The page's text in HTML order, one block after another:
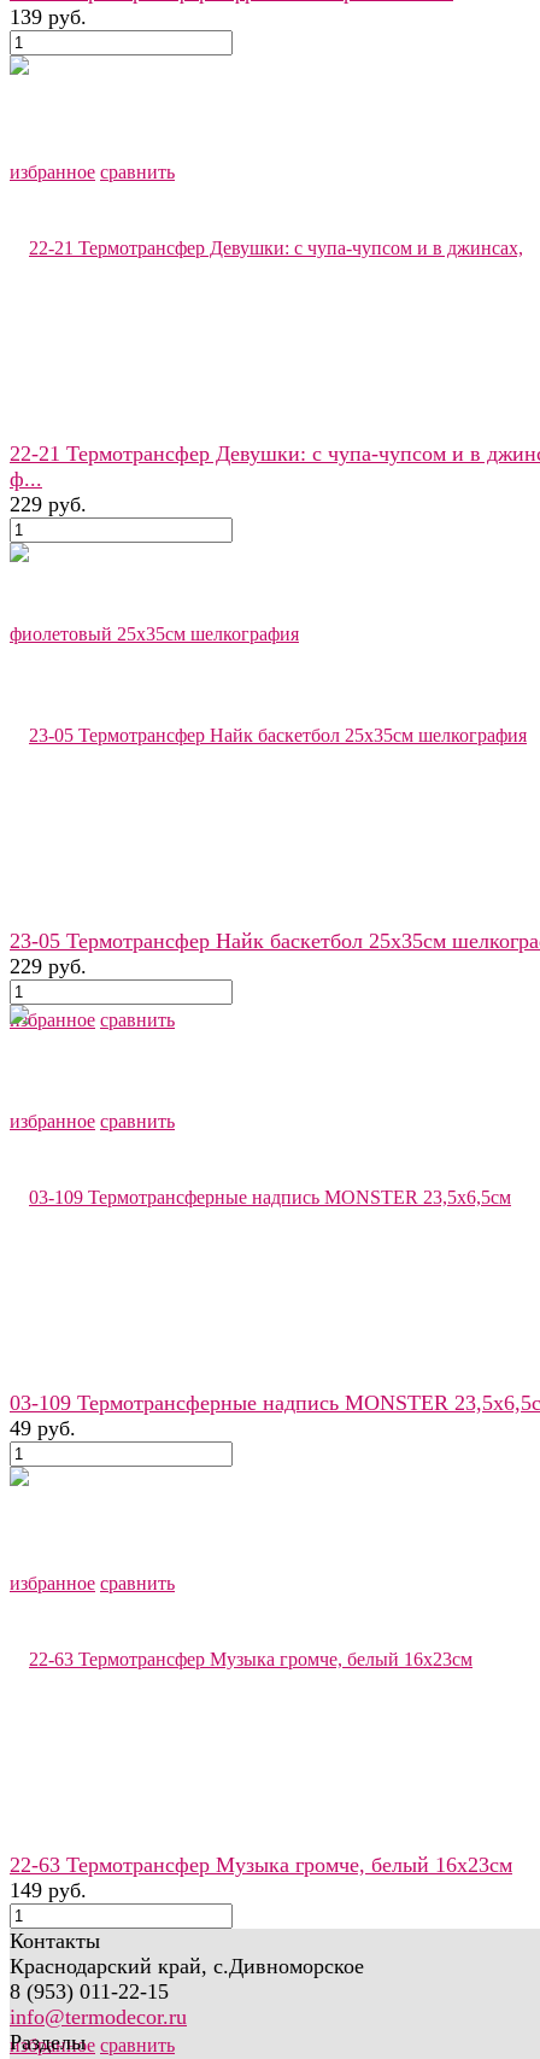
избранное сравнить
139 руб.
избранное сравнить
22-21 Термотрансфер Девушки: с чупа-чупсом и в
ф...
229 руб.
избранное сравнить
23-05 Термотрансфер Найк баскетбол 25х35см
229 руб.
избранное сравнить
03-109 Термотрансферные надпись MONSTER
49 руб.
избранное сравнить
22-63 Термотрансфер Музыка громче, белый 16х23см
149 руб.
Контакты
Краснодарский край, с.Дивноморское
8 (953) 011-22-15
info@termodecor.ru
Разделы